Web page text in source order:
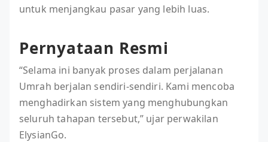
untuk menjangkau pasar yang lebih luas.
Pernyataan Resmi
“Selama ini banyak proses dalam perjalanan
Umrah berjalan sendiri-sendiri. Kami mencoba
menghadirkan sistem yang menghubungkan
seluruh tahapan tersebut,” ujar perwakilan
ElysianGo.